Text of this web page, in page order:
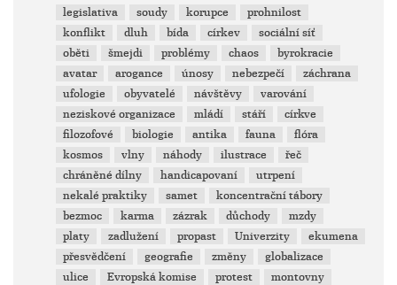
legislativa
soudy korupce
prohnilost
konflikt
dluh bída církev
sociální síť
oběti
šmejdi problémy chaos
byrokracie
avatar
arogance únosy nebezpečí
záchrana
ufologie
obyvatelé návštěvy
varování
neziskové organizace
mládí stáří
církve
filozofové
biologie antika fauna
flóra
kosmos
vlny náhody ilustrace
řeč
chráněné dílny
handicapovaní
utrpení
nekalé praktiky
samet
koncentrační tábory
bezmoc
karma zázrak důchody
mzdy
platy
zadlužení propast Univerzity
ekumena
přesvědčení
geografie změny
globalizace
ulice
Evropská komise protest
montovny